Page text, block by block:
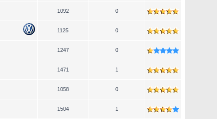
1092 0
1125 0
1247 0
1471 1
1058 0
1504 1